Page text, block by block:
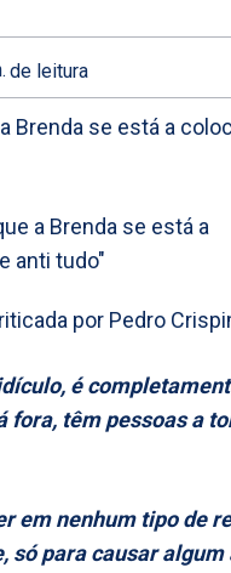
de leitura
Brenda se está a
por Pedro
é
fora, têm pessoas a
em nenhum tipo de
só para causar